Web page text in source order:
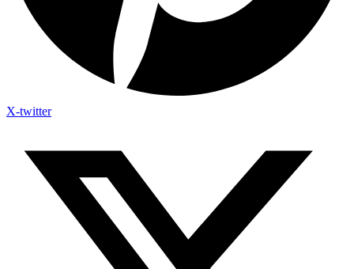
X-twitter